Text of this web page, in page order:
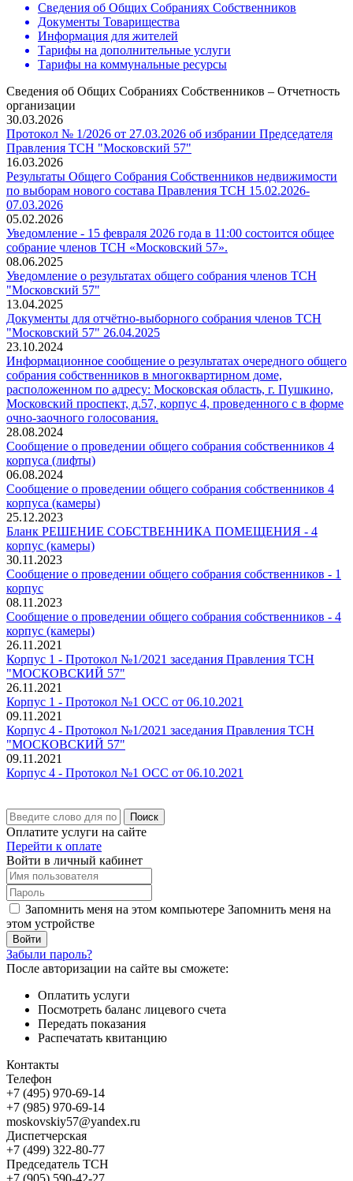
Сведения об Общих Собраниях Собственников
Документы Товарищества
Информация для жителей
Тарифы на дополнительные услуги
Тарифы на коммунальные ресурсы
Сведения об Общих Собраниях Собственников – Отчетность
организации
30.03.2026
Протокол № 1/2026 от 27.03.2026 об избрании Председателя
Правления ТСН "Московский 57"
16.03.2026
Результаты Общего Собрания Собственников недвижимости
по выборам нового состава Правления ТСН 15.02.2026-
07.03.2026
05.02.2026
Уведомление - 15 февраля 2026 года в 11:00 состоится общее
собрание членов ТСН «Московский 57».
08.06.2025
Уведомление о результатах общего собрания членов ТСН
"Московский 57"
13.04.2025
Документы для отчётно-выборного собрания членов ТСН
"Московский 57" 26.04.2025
23.10.2024
Информационное сообщение о результатах очередного общего
собрания собственников в многоквартирном доме,
расположенном по адресу: Московская область, г. Пушкино,
Московский проспект, д.57, корпус 4, проведенного с в форме
очно-заочного голосования.
28.08.2024
Сообщение о проведении общего собрания собственников 4
корпуса (лифты)
06.08.2024
Сообщение о проведении общего собрания собственников 4
корпуса (камеры)
25.12.2023
Бланк РЕШЕНИЕ СОБСТВЕННИКА ПОМЕЩЕНИЯ - 4
корпус (камеры)
30.11.2023
Сообщение о проведении общего собрания собственников - 1
корпус
08.11.2023
Сообщение о проведении общего собрания собственников - 4
корпус (камеры)
26.11.2021
Корпус 1 - Протокол №1/2021 заседания Правления ТСН
"МОСКОВСКИЙ 57"
26.11.2021
Корпус 1 - Протокол №1 ОСС от 06.10.2021
09.11.2021
Корпус 4 - Протокол №1/2021 заседания Правления ТСН
"МОСКОВСКИЙ 57"
09.11.2021
Корпус 4 - Протокол №1 ОСС от 06.10.2021
Поиск
Оплатите услуги на сайте
Перейти к оплате
Войти в личный кабинет
Запомнить меня на этом компьютере Запомнить меня на
этом устройстве
Забыли пароль?
После авторизации на сайте вы сможете:
Оплатить услуги
Посмотреть баланс лицевого счета
Передать показания
Распечатать квитанцию
Контакты
Телефон
+7 (495) 970-69-14
+7 (985) 970-69-14
moskovskiy57@yandex.ru
Диспетчерская
+7 (499) 322-80-77
Председатель ТСН
+7 (905) 590-42-27